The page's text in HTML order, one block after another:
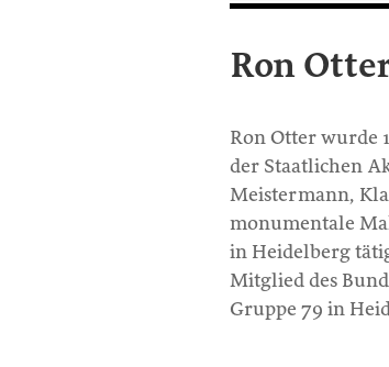
Ron
Ron Otter wurde
der Staatlichen
Meistermann,
monumentale
in Heidelberg
Mitglied des
Gruppe 79 in